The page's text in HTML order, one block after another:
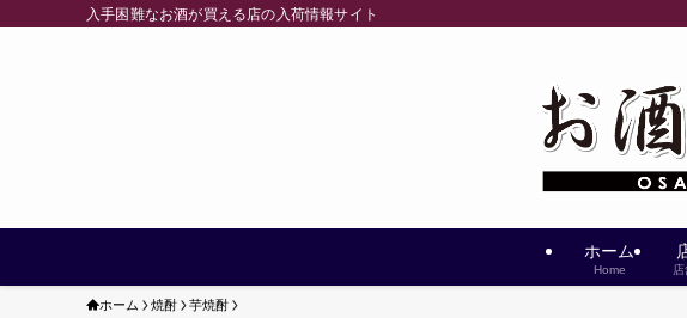
入手困難なお酒が買える店の入荷情報サイト
ホーム
Home
ホーム 焼酎 芋焼酎